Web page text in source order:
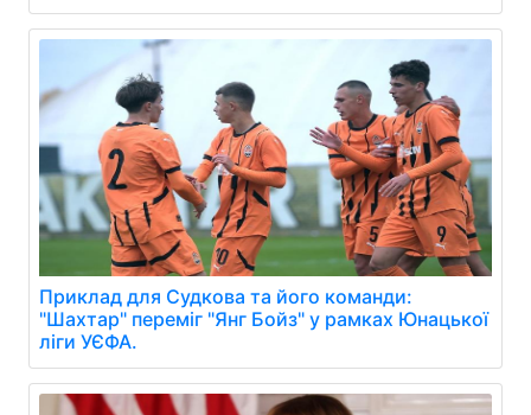
Приклад для Судкова та його команди:
"Шахтар" переміг "Янг Бойз" у рамках Юнацької
ліги УЄФА.